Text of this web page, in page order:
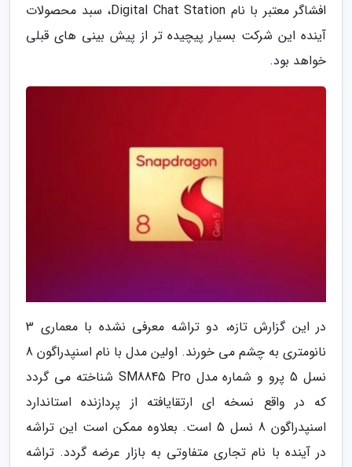
افشاگر معتبر با نام Digital Chat Station، سبد محصولات
آینده این شرکت بسیار پیچیده تر از پیش بینی های قبلی
خواهد بود.
در این گزارش تازه، دو تراشه معرفی نشده با معماری 3
نانومتری به چشم می خورند. اولین مدل با نام اسنپدراگون 8
نسل 5 پرو و شماره مدل SM8845 Pro شناخته می گردد
که در واقع نسخه ای ارتقایافته از پردازنده استاندارد
اسنپدراگون 8 نسل 5 است. بعلاوه ممکن است این تراشه
در آینده با نام تجاری متفاوتی به بازار عرضه گردد. تراشه